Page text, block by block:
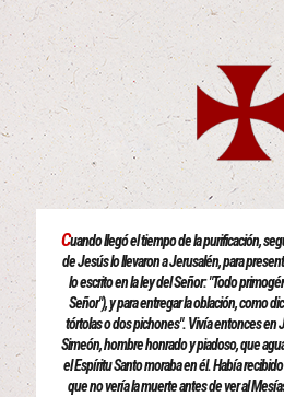
Cuando llegó el tiempo de la purificación,
de Jesús lo llevaron a Jerusalén, para
lo escrito en la ley del Señor: "Todo
Señor"), y para entregar la oblación, como
tórtolas o dos pichones". Vivía entonces en
Simeón, hombre honrado y piadoso, que
el Espíritu Santo moraba en él. Había
que no vería la muerte antes de ver al